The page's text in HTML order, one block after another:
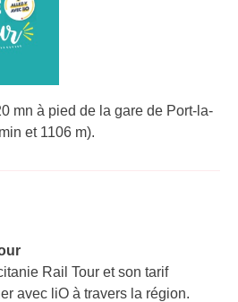
mn à pied de la gare de Port-la-
et 1106 m).
Rail Tour et son tarif
avec liO à travers la région.